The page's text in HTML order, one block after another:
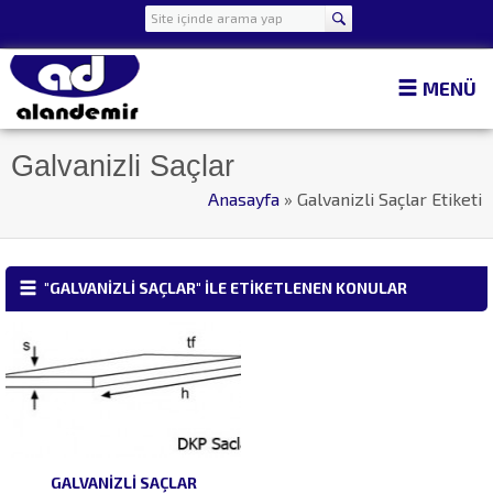
MENÜ
Galvanizli Saçlar
Anasayfa » Galvanizli Saçlar Etiketi
"GALVANIZLI SAÇLAR" ILE ETIKETLENEN KONULAR
GALVANIZLI SAÇLAR